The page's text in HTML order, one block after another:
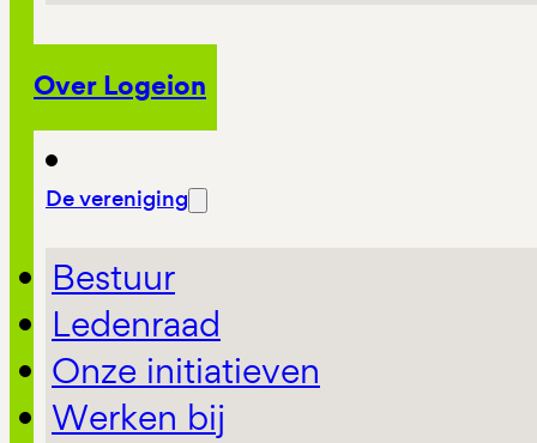
Over Logeion
De vereniging
Bestuur
Ledenraad
Onze initiatieven
Werken bij